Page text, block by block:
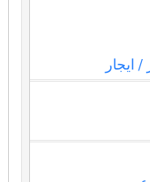
/ ايجار